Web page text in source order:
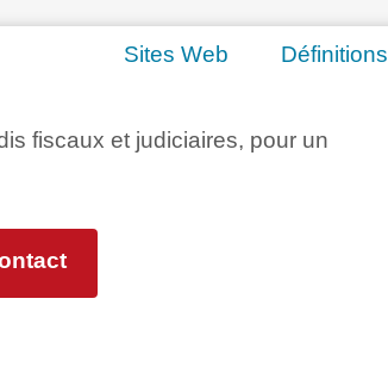
Sites Web Définitions
fiscaux et judiciaires, pour un